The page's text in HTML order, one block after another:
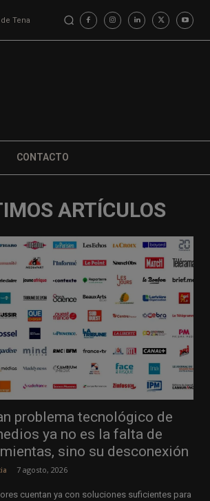
Tena
CONTACTO
ARTÍCULOS
problema tecnológico de
ya no es la falta de
sino su desconexión
7 agosto, 2026
cuentan ya con soluciones suficientes para